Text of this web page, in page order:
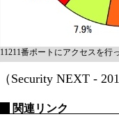
11211番ポートにアクセスを行
（Security NEXT -
関連リンク